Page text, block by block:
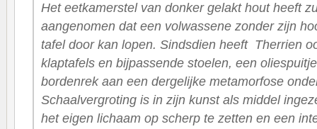
Het eetkamerstel van donker gelakt hout heeft
aangenomen dat een volwassene zonder zijn
tafel door kan lopen. Sindsdien heeft Therrien
klaptafels en bijpassende stoelen, een
bordenrek aan een dergelijke metamorfose
Schaalvergroting is in zijn kunst als middel
het eigen lichaam op scherp te zetten en een